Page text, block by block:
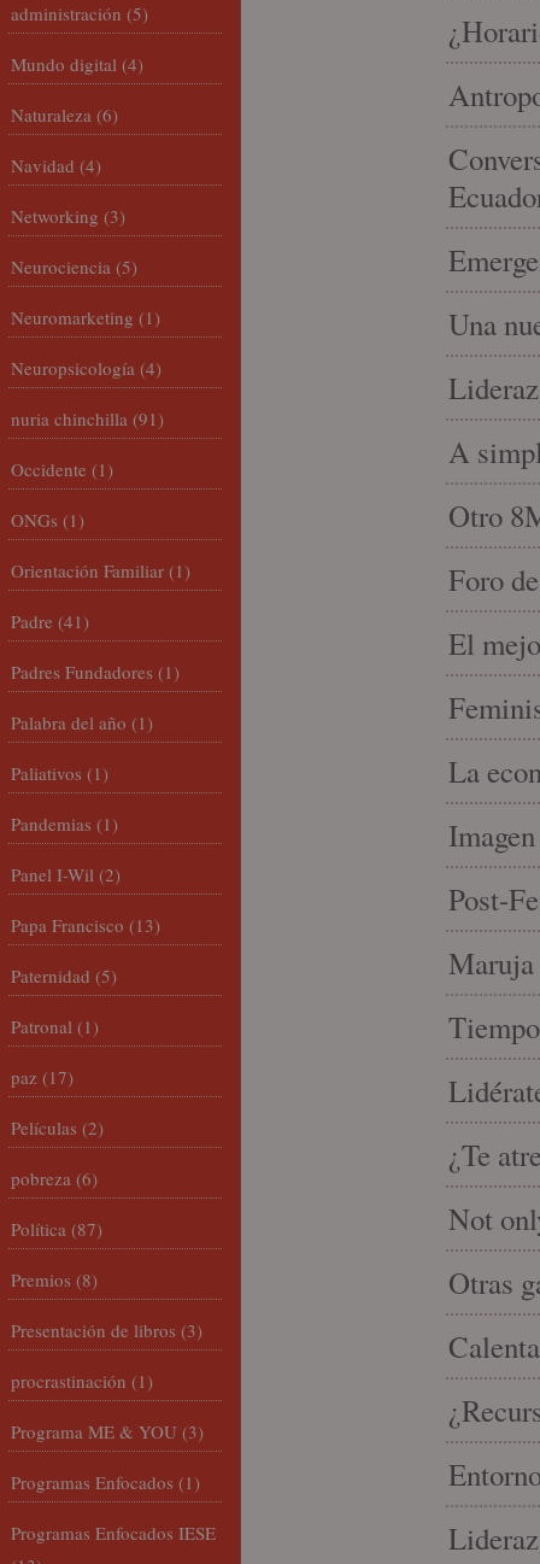
Una
A
Otro
Foro
El
La
Post-
Maruja
¿Te
Not
Otras
administración (5)
Mundo digital (4)
Naturaleza (6)
Navidad (4)
Networking (3)
Neurociencia (5)
Neuromarketing (1)
Neuropsicología (4)
nuria chinchilla (91)
Occidente (1)
ONGs (1)
Orientación Familiar (1)
Padre (41)
Padres Fundadores (1)
Palabra del año (1)
Paliativos (1)
Pandemias (1)
Panel I-Wil (2)
Papa Francisco (13)
Paternidad (5)
Patronal (1)
paz (17)
Películas (2)
pobreza (6)
Política (87)
Premios (8)
Presentación de libros (3)
procrastinación (1)
Programa ME & YOU (3)
Programas Enfocados (1)
Programas Enfocados IESE